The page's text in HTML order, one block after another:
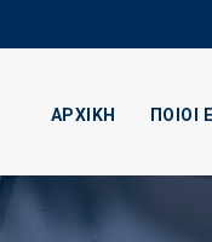
ΑΡΧΙΚΗ ΠΟΙΟΙ